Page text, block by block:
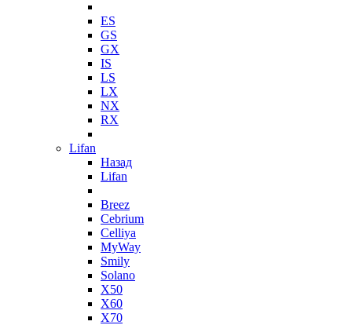
ES
GS
GX
IS
LS
LX
NX
RX
Lifan
Назад
Lifan
Breez
Cebrium
Celliya
MyWay
Smily
Solano
X50
X60
X70